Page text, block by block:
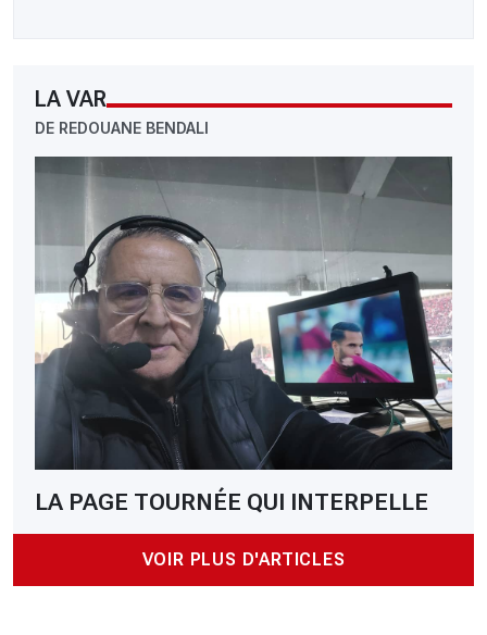
LA VAR
DE REDOUANE BENDALI
LA PAGE TOURNÉE QUI INTERPELLE
VOIR PLUS D'ARTICLES